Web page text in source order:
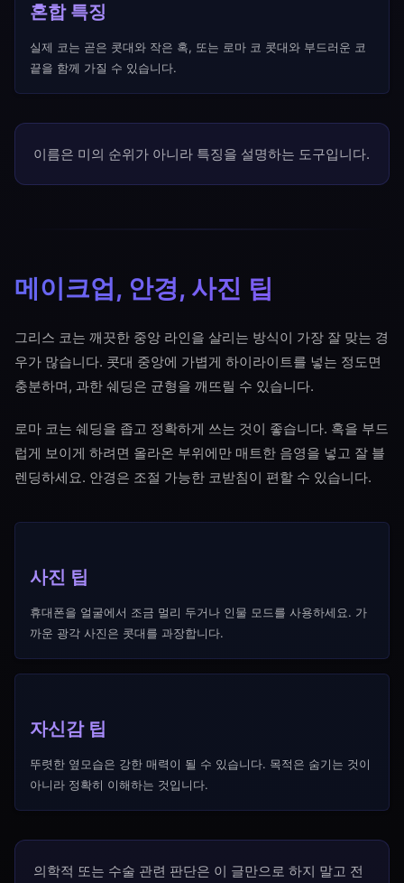
혼합 특징
실제 코는 곧은 콧대와 작은 혹, 또는 로마 코 콧대와 부드러운 코
끝을 함께 가질 수 있습니다.
이름은 미의 순위가 아니라 특징을 설명하는 도구입니다.
메이크업, 안경, 사진 팁
그리스 코는 깨끗한 중앙 라인을 살리는 방식이 가장 잘 맞는 경
우가 많습니다. 콧대 중앙에 가볍게 하이라이트를 넣는 정도면
충분하며, 과한 쉐딩은 균형을 깨뜨릴 수 있습니다.
로마 코는 쉐딩을 좁고 정확하게 쓰는 것이 좋습니다. 혹을 부드
럽게 보이게 하려면 올라온 부위에만 매트한 음영을 넣고 잘 블
렌딩하세요. 안경은 조절 가능한 코받침이 편할 수 있습니다.
사진 팁
휴대폰을 얼굴에서 조금 멀리 두거나 인물 모드를 사용하세요. 가
까운 광각 사진은 콧대를 과장합니다.
자신감 팁
뚜렷한 옆모습은 강한 매력이 될 수 있습니다. 목적은 숨기는 것이
아니라 정확히 이해하는 것입니다.
의학적 또는 수술 관련 판단은 이 글만으로 하지 말고 전